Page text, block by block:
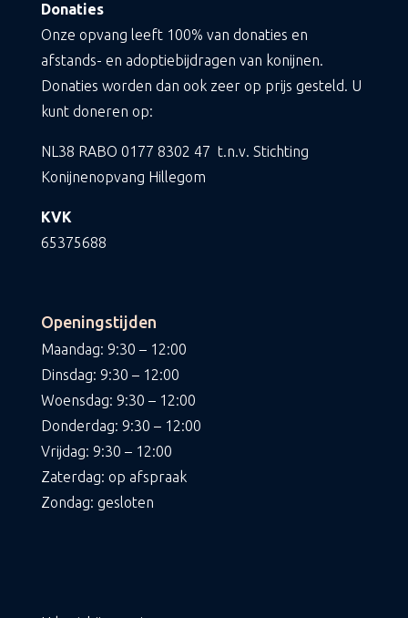
Donaties
Onze opvang leeft 100% van donaties en
afstands- en adoptiebijdragen van konijnen.
Donaties worden dan ook zeer op prijs gesteld. U
kunt doneren op:
NL38 RABO 0177 8302 47 t.n.v. Stichting
Konijnenopvang Hillegom
KVK
65375688
Openingstijden
Maandag: 9:30 – 12:00
Dinsdag: 9:30 – 12:00
Woensdag: 9:30 – 12:00
Donderdag: 9:30 – 12:00
Vrijdag: 9:30 – 12:00
Zaterdag: op afspraak
Zondag: gesloten